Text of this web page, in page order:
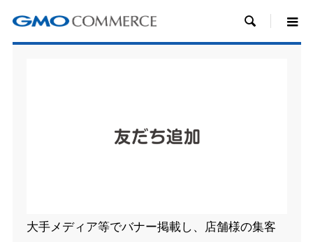

大手メディア等でバナー掲載し、店舗様の集客